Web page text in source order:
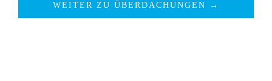
WEITER ZU ÜBERDACHUNGEN →